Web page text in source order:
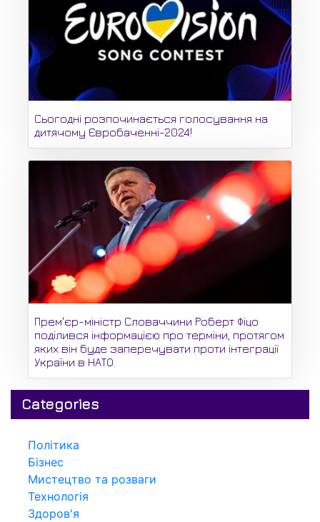
Сьогодні розпочинається голосування на
дитячому Євробаченні-2024!
Прем'єр-міністр Словаччини Роберт Фіцо
поділився інформацією про терміни, протягом
яких він буде заперечувати проти інтеграції
України в НАТО.
Categories
Політика
Бізнес
Мистецтво та розваги
Технологія
Здоров'я